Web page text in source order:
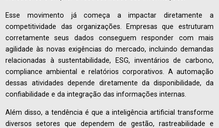
Esse movimento já começa a impactar diretamente a
competitividade das organizações. Empresas que estruturam
corretamente seus dados conseguem responder com mais
agilidade às novas exigências do mercado, incluindo demandas
relacionadas à sustentabilidade, ESG, inventários de carbono,
compliance ambiental e relatórios corporativos. A automação
dessas atividades depende diretamente da disponibilidade, da
confiabilidade e da integração das informações internas.
Além disso, a tendência é que a inteligência artificial transforme
diversos setores que dependem de gestão, rastreabilidade e